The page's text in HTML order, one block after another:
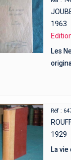
1963
Les
Réf :
1929
La vie